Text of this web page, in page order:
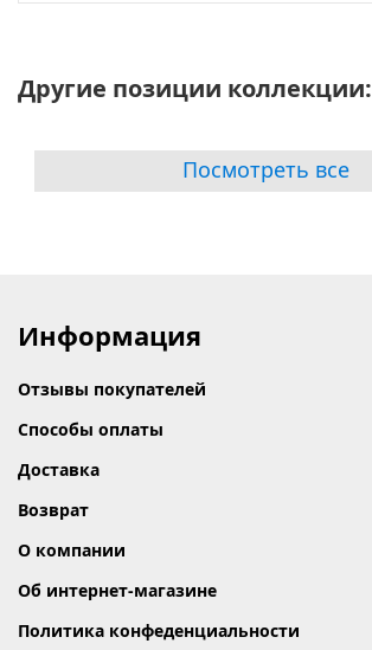
Другие позиции коллекции:
Посмотреть все
Информация
Отзывы покупателей
Способы оплаты
Доставка
Возврат
О компании
Об интернет-магазине
Политика конфеденциальности